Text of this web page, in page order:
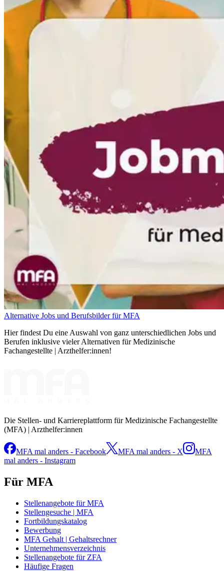
Alternative Jobs und Berufsbilder für MFA
Hier findest Du eine Auswahl von ganz unterschiedlichen Jobs und
Berufen inklusive vieler Alternativen für Medizinische
Fachangestellte | Arzthelfer:innen!
Die Stellen- und Karriereplattform für Medizinische Fachangestellte
(MFA) | Arzthelfer:innen
MFA mal anders - Facebook MFA mal anders - X
MFA
mal anders - Instagram
Für MFA
Stellenangebote für MFA
Stellengesuche | MFA
Fortbildungskatalog
Bewerbung
MFA Gehalt | Gehaltsrechner
Unternehmensverzeichnis
Stellenangebote für ZFA
Häufige Fragen